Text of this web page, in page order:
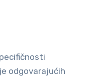
odgovarajućih